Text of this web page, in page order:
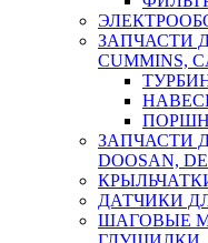
ЗАПЧАСТИ
CUMMINS,
ЗАПЧАСТИ
DOOSAN,
ДАТЧИКИ
ШАГОВЫЕ